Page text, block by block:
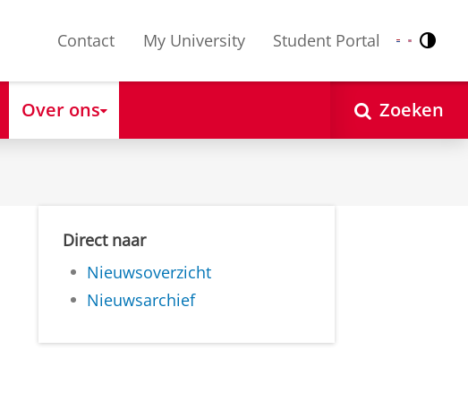
Contact My University Student Portal Nederlands
English
Over ons Zoeken
Direct naar
Nieuwsoverzicht
Nieuwsarchief